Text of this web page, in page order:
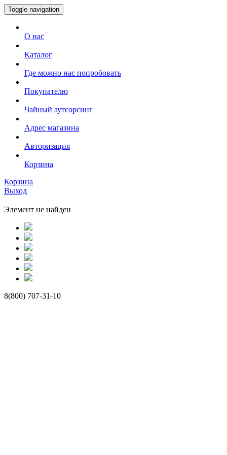
Toggle navigation
О нас
Каталог
Где можно нас попробовать
Покупателю
Чайный аутсорсинг
Адрес магазина
Авторизация
Корзина
Корзина
Выход
Элемент не найден
8(800) 707-31-10